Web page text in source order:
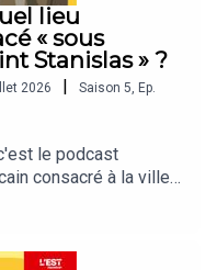
lieu
« sous
Stanislas » ?
2026 Saison 5, Ep.
le podcast
consacré à la ville
sur elle.Un podcast
basé sur les
locale de Nancy.”